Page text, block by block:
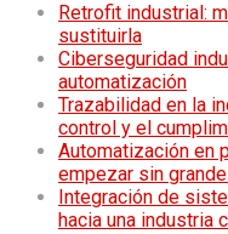
Retrofit industrial:
sustituirla
Ciberseguridad
automatización
Trazabilidad en la
control y el
Automatización en
empezar sin
Integración de
hacia una industria